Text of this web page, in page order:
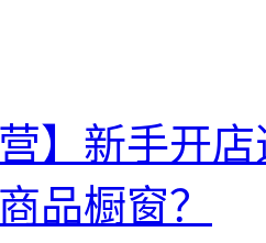
营】新手开
品橱窗？